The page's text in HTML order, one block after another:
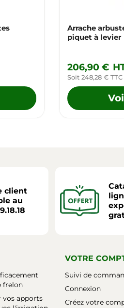
Arrache
piquet à levier
206,90 €
Soit 248,28 € TTC
client
au
frelon
vos apports
VOTRE
Suivi de
Connexion
Créez votre